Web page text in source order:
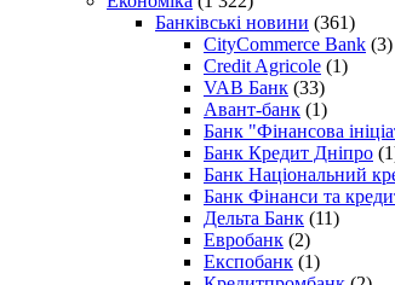
Банківські новини (361)
CityCommerce Bank (3)
Credit Agricole (1)
VAB Банк (33)
Авант-банк (1)
Банк "Фінансова
Банк Кредит Дніпро
Банк Національний
Банк Фінанси та
Дельта Банк (11)
Евробанк (2)
Експобанк (1)